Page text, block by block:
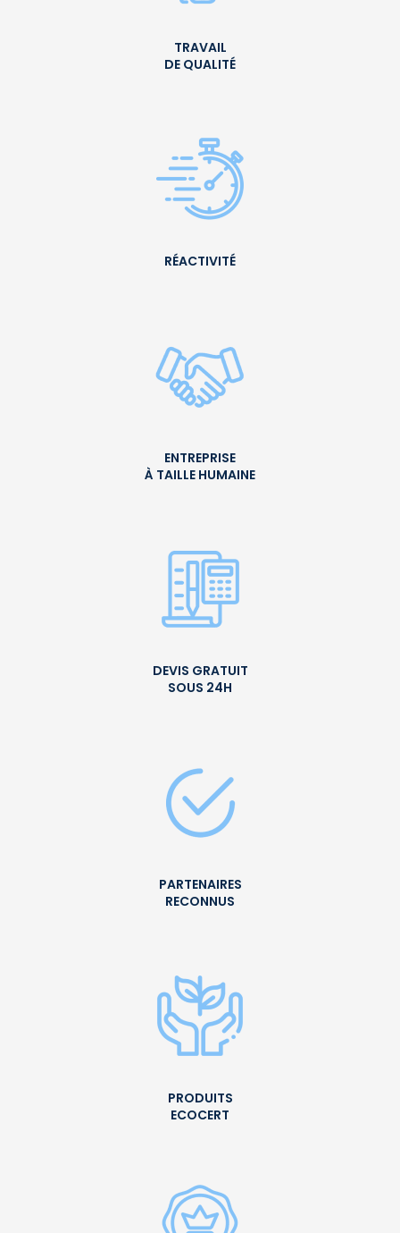
TRAVAIL
DE QUALITÉ
RÉACTIVITÉ
ENTREPRISE
À TAILLE HUMAINE
DEVIS GRATUIT
SOUS 24H
PARTENAIRES
RECONNUS
PRODUITS
ECOCERT